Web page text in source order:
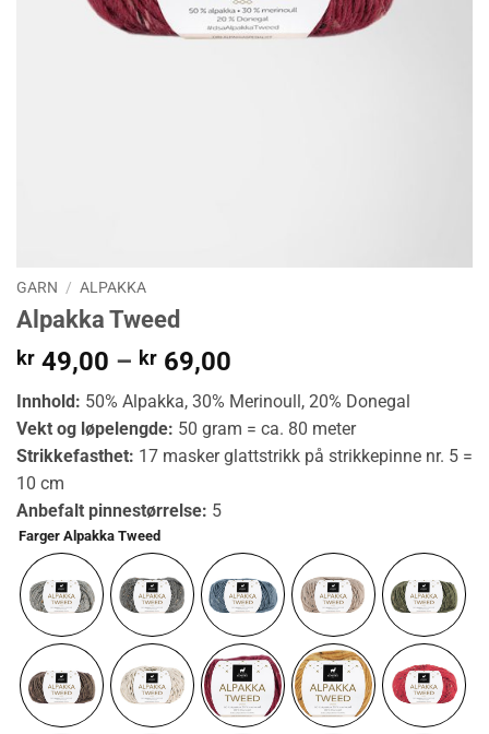
GARN / ALPAKKA
Alpakka Tweed
kr 49,00 – kr 69,00
kr 49,00
til
kr 69,00
Innhold: 50% Alpakka, 30% Merinoull, 20% Donegal
Vekt og løpelengde: 50 gram = ca. 80 meter
Strikkefasthet: 17 masker glattstrikk på strikkepinne nr. 5 =
10 cm
Anbefalt pinnestørrelse: 5
Farger Alpakka Tweed